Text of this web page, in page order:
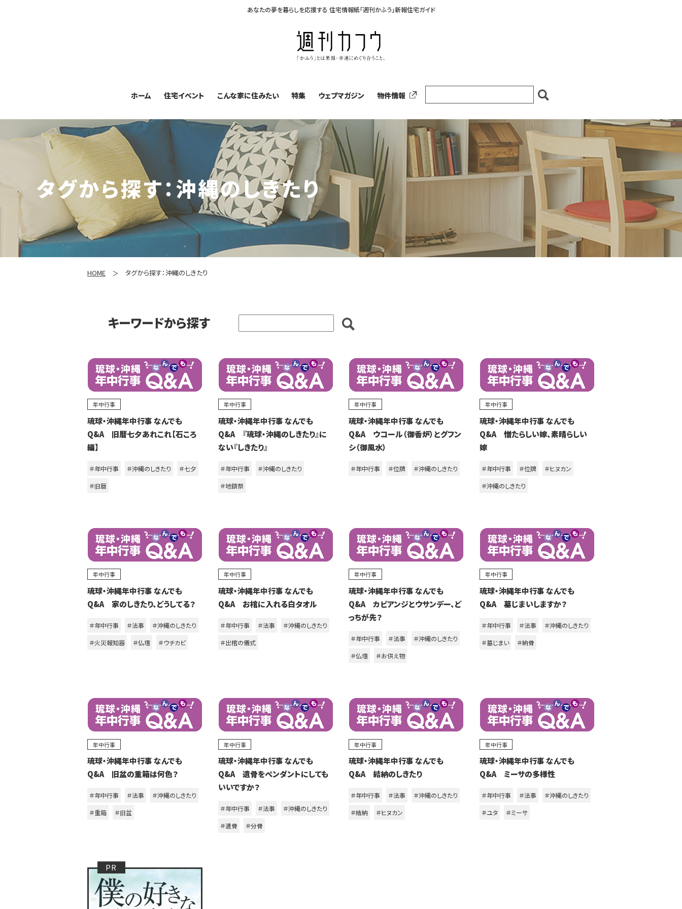
あなたの夢を暮らしを応援する 住宅情報紙「週刊かふう」新報住宅ガイド
ホーム 住宅イベント こんな家に住みたい 特集 ウェブマガジン 物件情報
タグから探す：沖縄のしきたり
HOME タグから探す：沖縄のしきたり
キーワードから探す
年中行事
琉球・沖縄年中行事 なんでも
Q&A 旧暦七夕あれこれ【石ころ
編】
＃年中行事 ＃沖縄のしきたり
＃七夕
＃旧暦
年中行事
琉球・沖縄年中行事 なんでも
Q&A 『琉球・沖縄のしきたり』に
ない『しきたり』
＃年中行事
＃沖縄のしきたり
＃地鎮祭
年中行事
琉球・沖縄年中行事 なんでも
Q&A ウコール（御香炉）とグフン
シ（御風水）
＃年中行事 ＃位牌 ＃沖縄のしきたり
年中行事
琉球・沖縄年中行事 なんでも
Q&A 憎たらしい嫁、素晴らしい
嫁
＃年中行事 ＃位牌
＃ヒヌカン
＃沖縄のしきたり
年中行事
琉球・沖縄年中行事 なんでも
Q&A 家のしきたり、どうしてる？
＃年中行事 ＃法事
＃沖縄のしきたり
＃火災報知器
＃仏壇 ＃ウチカビ
年中行事
琉球・沖縄年中行事 なんでも
Q&A お棺に入れる白タオル
＃年中行事 ＃法事
＃沖縄のしきたり
＃出棺の儀式
年中行事
琉球・沖縄年中行事 なんでも
Q&A カビアンジとウサンデー、ど
っちが先？
＃年中行事 ＃法事
＃沖縄のしきたり
＃仏壇
＃お供え物
年中行事
琉球・沖縄年中行事 なんでも
Q&A 墓じまいしますか？
＃年中行事 ＃法事
＃沖縄のしきたり
＃墓じまい
＃納骨
年中行事
琉球・沖縄年中行事 なんでも
Q&A 旧盆の重箱は何色？
＃年中行事 ＃法事
＃沖縄のしきたり
＃重箱
＃旧盆
年中行事
琉球・沖縄年中行事 なんでも
Q&A 遺骨をペンダントにしても
いいですか？
＃年中行事 ＃法事
＃沖縄のしきたり
＃遺骨
＃分骨
年中行事
琉球・沖縄年中行事 なんでも
Q&A 結納のしきたり
＃年中行事 ＃法事
＃沖縄のしきたり
＃結納
＃ヒヌカン
年中行事
琉球・沖縄年中行事 なんでも
Q&A ミーサの多様性
＃年中行事 ＃法事
＃沖縄のしきたり
＃ユタ
＃ミーサ